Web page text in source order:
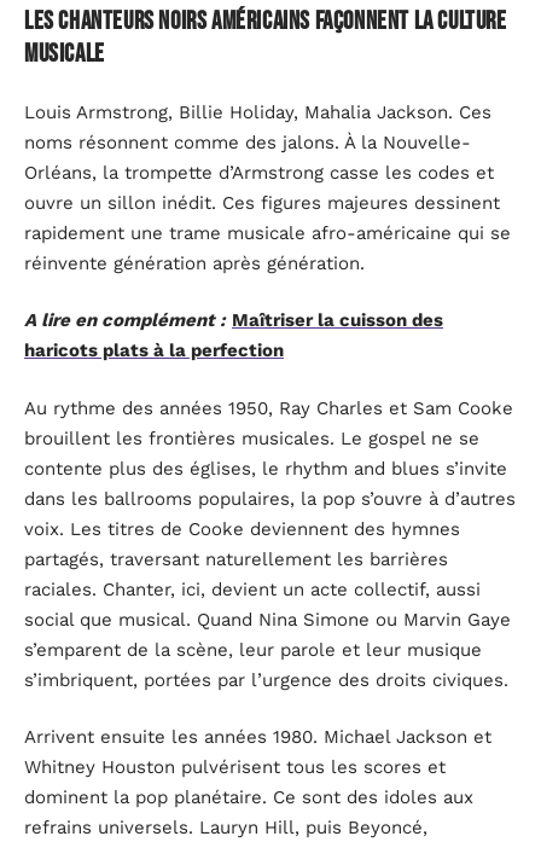
les chanteurs noirs américains façonnent la culture
musicale
Louis Armstrong, Billie Holiday, Mahalia Jackson. Ces
noms résonnent comme des jalons. À la Nouvelle-
Orléans, la trompette d’Armstrong casse les codes et
ouvre un sillon inédit. Ces figures majeures dessinent
rapidement une trame musicale afro-américaine qui se
réinvente génération après génération.
A lire en complément : Maîtriser la cuisson des
haricots plats à la perfection
Au rythme des années 1950, Ray Charles et Sam Cooke
brouillent les frontières musicales. Le gospel ne se
contente plus des églises, le rhythm and blues s’invite
dans les ballrooms populaires, la pop s’ouvre à d’autres
voix. Les titres de Cooke deviennent des hymnes
partagés, traversant naturellement les barrières
raciales. Chanter, ici, devient un acte collectif, aussi
social que musical. Quand Nina Simone ou Marvin Gaye
s’emparent de la scène, leur parole et leur musique
s’imbriquent, portées par l’urgence des droits civiques.
Arrivent ensuite les années 1980. Michael Jackson et
Whitney Houston pulvérisent tous les scores et
dominent la pop planétaire. Ce sont des idoles aux
refrains universels. Lauryn Hill, puis Beyoncé,